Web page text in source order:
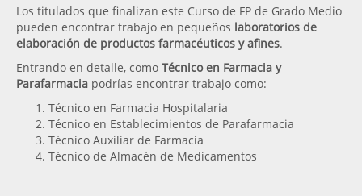
Los titulados que finalizan este Curso de FP de Grado Medio
pueden encontrar trabajo en pequeños laboratorios de
elaboración de productos farmacéuticos y afines.
Entrando en detalle, como Técnico en Farmacia y
Parafarmacia podrías encontrar trabajo como:
Técnico en Farmacia Hospitalaria
Técnico en Establecimientos de Parafarmacia
Técnico Auxiliar de Farmacia
Técnico de Almacén de Medicamentos